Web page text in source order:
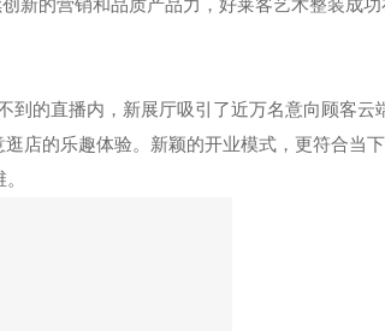
新的营销和品质产品力，好莱客艺术整装成功
到的直播内，新展厅吸引了近万名意向顾客云
店的乐趣体验。新颖的开业模式，更符合当